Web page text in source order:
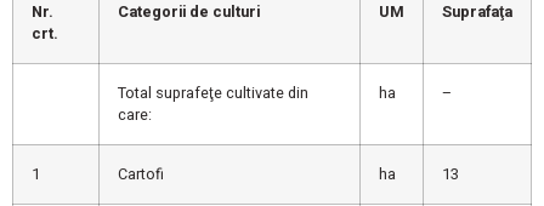
Nr.
crt.
Categorii de culturi UM Suprafaţa
Total suprafeţe cultivate din
care:
ha –
1 Cartofi ha 13